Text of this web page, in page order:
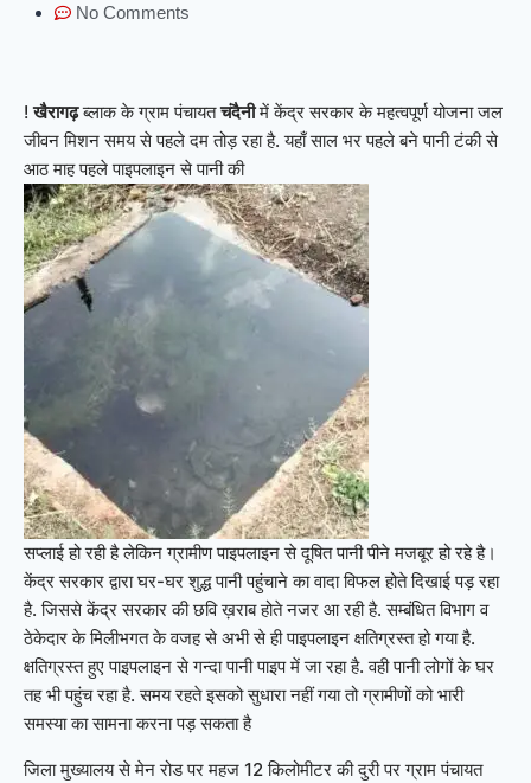
No Comments
!खैरागढ़ब्लाक के ग्राम पंचायतचंदैनीमें केंद्र सरकार के महत्वपूर्ण योजना जल
जीवन मिशन समय से पहले दम तोड़ रहा है. यहाँ साल भर पहले बने पानी टंकी से
आठ माह पहले पाइपलाइन से पानी की
सप्लाई हो रही है लेकिन ग्रामीण पाइपलाइन से दूषित पानी पीने मजबूर हो रहे है।
केंद्र सरकार द्वारा घर-घर शुद्ध पानी पहुंचाने का वादा विफल होते दिखाई पड़ रहा
है. जिससे केंद्र सरकार की छवि ख़राब होते नजर आ रही है. सम्बंधित विभाग व
ठेकेदार के मिलीभगत के वजह से अभी से ही पाइपलाइन क्षतिग्रस्त हो गया है.
क्षतिग्रस्त हुए पाइपलाइन से गन्दा पानी पाइप में जा रहा है. वही पानी लोगों के घर
तह भी पहुंच रहा है. समय रहते इसको सुधारा नहीं गया तो ग्रामीणों को भारी
समस्या का सामना करना पड़ सकता है
जिला मुख्यालय से मेन रोड पर महज 12 किलोमीटर की दुरी पर ग्राम पंचायत